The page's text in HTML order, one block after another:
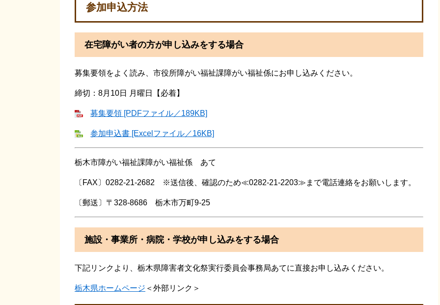
参加申込方法
在宅障がい者の方が申し込みをする場合
募集要領をよく読み、市役所障がい福祉課障がい福祉係にお申し込みください。
締切：8月10日 月曜日【必着】
募集要領 [PDFファイル／189KB]
参加申込書 [Excelファイル／16KB]
栃木市障がい福祉課障がい福祉係 あて
〔FAX〕0282-21-2682 ※送信後、確認のため≪0282-21-2203≫まで電話連絡をお願いします。
〔郵送〕〒328-8686 栃木市万町9-25
施設・事業所・病院・学校が申し込みをする場合
下記リンクより、栃木県障害者文化祭実行委員会事務局あてに直接お申し込みください。
栃木県ホームページ ＜外部リンク＞